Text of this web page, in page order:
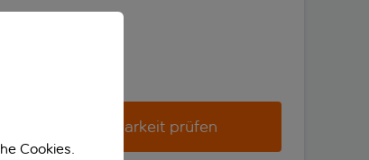
Verfügbarkeit prüfen
Cookies.